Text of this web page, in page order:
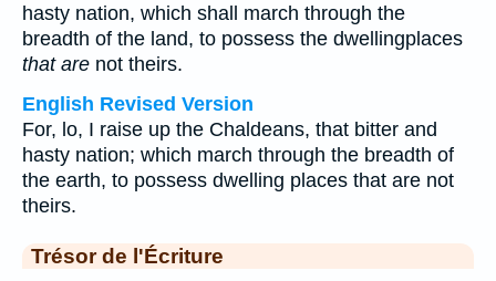
hasty nation, which shall march through the
breadth of the land, to possess the dwellingplaces
that are not theirs.
English Revised Version
For, lo, I raise up the Chaldeans, that bitter and
hasty nation; which march through the breadth of
the earth, to possess dwelling places that are not
theirs.
Trésor de l'Écriture